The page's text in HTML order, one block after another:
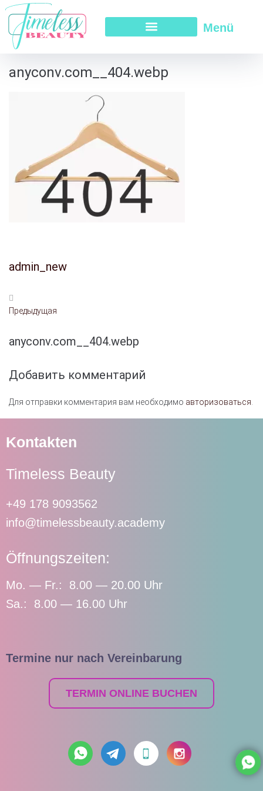
Menü
anyconv.com__404.webp
admin_new
Предыдущая
anyconv.com__404.webp
Добавить комментарий
Для отправки комментария вам необходимо авторизоваться
Kontakten
Timeless Beauty
+49 178 9093562
info@timelessbeauty.academy
Öffnungszeiten:
Mo. — Fr.: 8.00 — 20.00 Uhr
Sa.: 8.00 — 16.00 Uhr
Termine nur nach Vereinbarung
TERMIN ONLINE BUCHEN